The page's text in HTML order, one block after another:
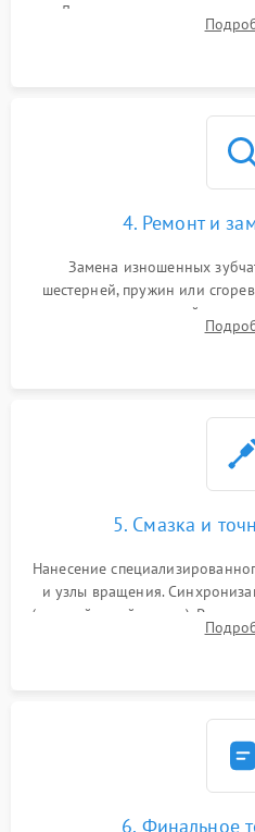
Диагностика
компьютерных машин),
4. Ремонт и
Замена изношенных
шестерней, пружин или
челночного устройства
Восстановление контактов в
5. Смазка и
Нанесение
и узлы вращения.
(настройка таймингов).
центровка игловодителя и
6. Финальное